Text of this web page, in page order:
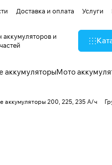
Доставка и оплата Услуги
аккумуляторов и
аккумуляторыМото
аккумуляторы 200, 225, 235 А/ч